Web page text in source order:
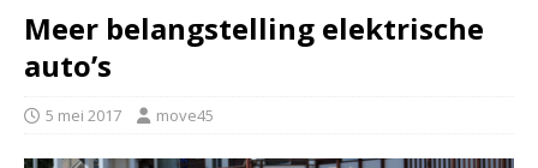
Meer belangstelling elektrische
auto’s
5 mei 2017 move45